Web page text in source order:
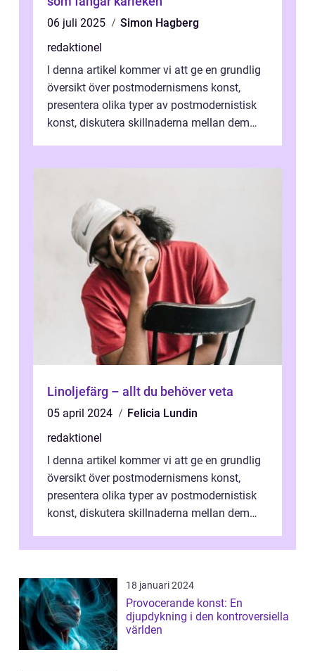
06 juli 2025
Simon Hagberg
redaktionel
I denna artikel kommer vi att ge en grundlig
översikt över postmodernismens konst,
presentera olika typer av postmodernistisk
konst, diskutera skillnaderna mellan dem
Linoljefärg – allt du behöver veta
05 april 2024
Felicia Lundin
redaktionel
I denna artikel kommer vi att ge en grundlig
översikt över postmodernismens konst,
presentera olika typer av postmodernistisk
konst, diskutera skillnaderna mellan dem
18 januari 2024
Provocerande konst: En
djupdykning i den kontroversiella
världen